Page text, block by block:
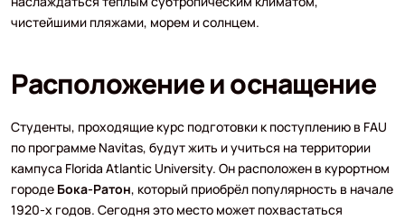
чистейшими пляжами, морем и солнцем.
Расположение и оснащение
Студенты, проходящие курс подготовки к поступлению в FAU
по программе Navitas, будут жить и учиться на территории
кампуса Florida Atlantic University. Он расположен в курортном
городе Бока-Ратон, который приобрёл популярность в начале
1920-х годов. Сегодня это место может похвастаться